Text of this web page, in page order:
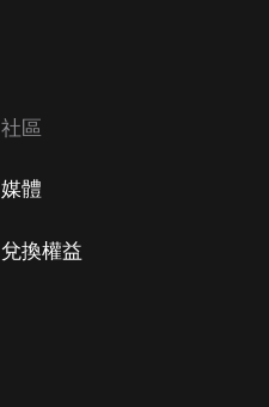
社區
媒體
兌換權益